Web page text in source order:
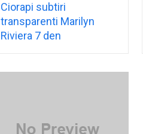
Ciorapi subtiri
transparenti Marilyn
Riviera 7 den